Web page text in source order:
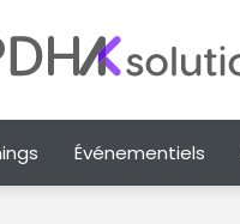
Événementiels